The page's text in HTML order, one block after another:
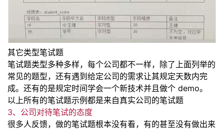
其它类型笔试题
笔试题类型多种多样，每个公司都不一样，除了上面列举的
常见的题型，还有遇到给定公司的需求让其规定天数内完
成。还有的是规定时间学会一个新技术并且做个 demo。
以上所有的笔试题示例都是来自真实公司的笔试题
3、公司对待笔试的态度
很多人反馈，做的笔试题根本没有看，有的甚至没有做出来